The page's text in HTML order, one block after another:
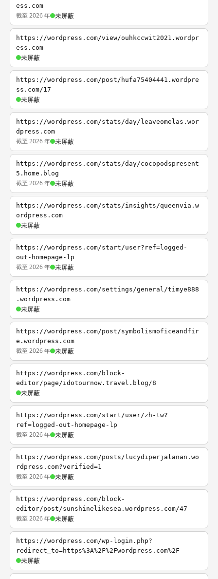
ess.com
截至 2026 年 未屏蔽
https://wordpress.com/view/ouhkccwit2021.wordpr
ess.com
未屏蔽
https://wordpress.com/post/hufa75404441.wordpre
ss.com/17
未屏蔽
https://wordpress.com/stats/day/leaveomelas.wor
dpress.com
截至 2026 年 未屏蔽
https://wordpress.com/stats/day/cocopodspresent
5.home.blog
截至 2026 年 未屏蔽
https://wordpress.com/stats/insights/queenvia.w
ordpress.com
未屏蔽
https://wordpress.com/start/user?ref=logged-
out-homepage-lp
截至 2026 年 未屏蔽
https://wordpress.com/settings/general/timye888
.wordpress.com
未屏蔽
https://wordpress.com/post/symbolismoficeandfir
e.wordpress.com
截至 2026 年 未屏蔽
https://wordpress.com/block-
editor/page/idotournow.travel.blog/8
未屏蔽
https://wordpress.com/start/user/zh-tw?
ref=logged-out-homepage-lp
截至 2026 年 未屏蔽
https://wordpress.com/posts/lucydiperjalanan.wo
rdpress.com?verified=1
截至 2026 年 未屏蔽
https://wordpress.com/block-
editor/post/sunshinelikesea.wordpress.com/47
截至 2026 年 未屏蔽
https://wordpress.com/wp-login.php?
redirect_to=https%3A%2F%2Fwordpress.com%2F
未屏蔽